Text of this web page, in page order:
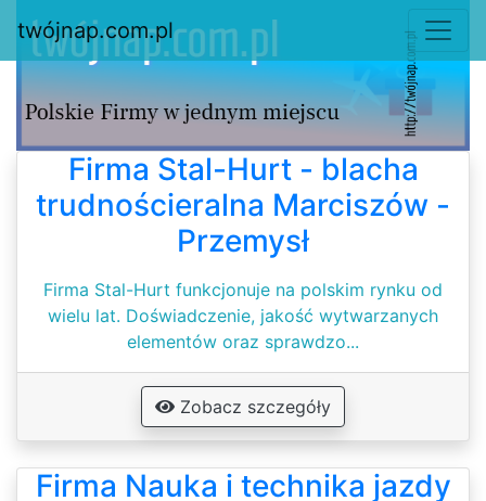
twójnap.com.pl
Firma Stal-Hurt - blacha
trudnościeralna Marciszów -
Przemysł
Firma Stal-Hurt funkcjonuje na polskim rynku od
wielu lat. Doświadczenie, jakość wytwarzanych
elementów oraz sprawdzo...
Zobacz szczegóły
Firma Nauka i technika jazdy